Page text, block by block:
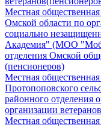
Местная
Омской области по
социально
Академия" (МОО
отделения Омской
(пенсионеров)
Местная
Протопоповского
районного отделения
организации
Местная